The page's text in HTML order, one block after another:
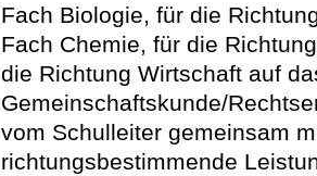
Fach Biologie, für die
Fach Chemie, für die
die Richtung Wirtschaft auf
Gemeinschaftskunde/
vom Schulleiter gemeinsam
richtungsbestimmende